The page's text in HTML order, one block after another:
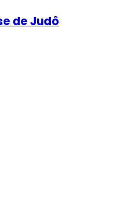
de Judô